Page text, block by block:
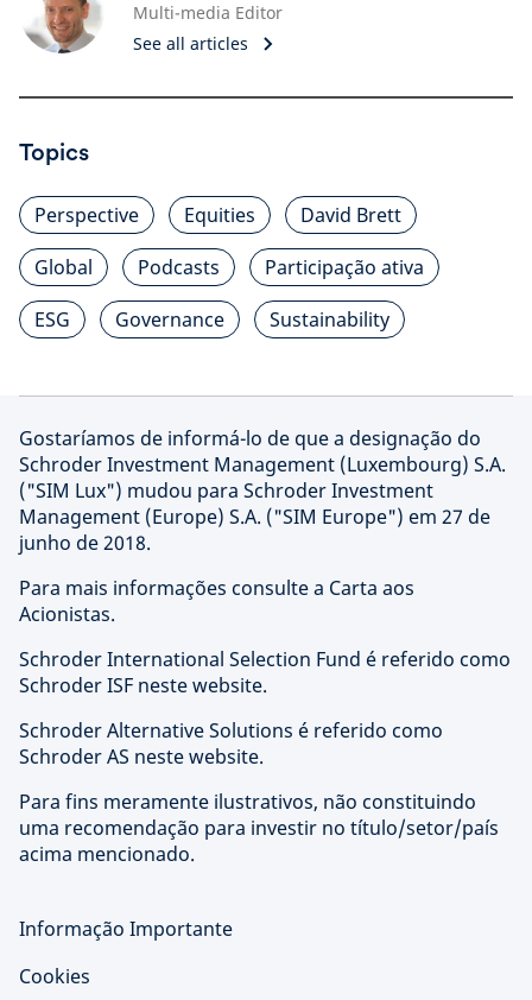
Multi-media Editor
See all articles
Topics
Perspective Equities
David Brett
Global
Podcasts
Participação ativa
ESG
Governance Sustainability
Gostaríamos de informá-lo de que a designação do
Schroder Investment Management (Luxembourg) S.A.
("SIM Lux") mudou para Schroder Investment
Management (Europe) S.A. ("SIM Europe") em 27 de
junho de 2018.
Para mais informações consulte a Carta aos
Acionistas.
Schroder International Selection Fund é referido como
Schroder ISF neste website.
Schroder Alternative Solutions é referido como
Schroder AS neste website.
Para fins meramente ilustrativos, não constituindo
uma recomendação para investir no título/setor/país
acima mencionado.
Informação Importante
Cookies